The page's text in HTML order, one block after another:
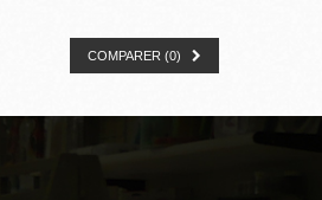
COMPARER (0)